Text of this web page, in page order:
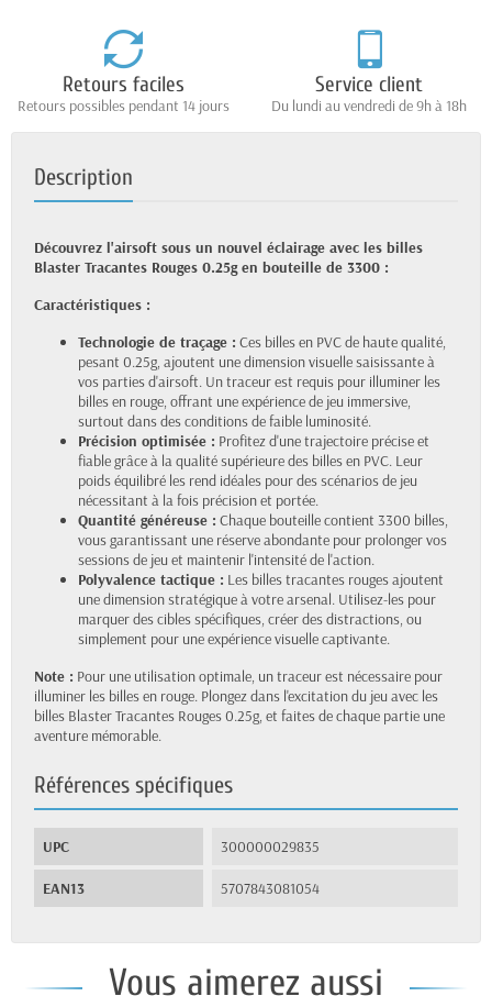
Retours faciles
Retours possibles pendant 14 jours
Service client
Du lundi au vendredi de 9h à 18h
Description
Découvrez l'airsoft sous un nouvel éclairage avec les billes
Blaster Tracantes Rouges 0.25g en bouteille de 3300 :
Caractéristiques :
Technologie de traçage : Ces billes en PVC de haute qualité,
pesant 0.25g, ajoutent une dimension visuelle saisissante à
vos parties d'airsoft. Un traceur est requis pour illuminer les
billes en rouge, offrant une expérience de jeu immersive,
surtout dans des conditions de faible luminosité.
Précision optimisée : Profitez d'une trajectoire précise et
fiable grâce à la qualité supérieure des billes en PVC. Leur
poids équilibré les rend idéales pour des scénarios de jeu
nécessitant à la fois précision et portée.
Quantité généreuse : Chaque bouteille contient 3300 billes,
vous garantissant une réserve abondante pour prolonger vos
sessions de jeu et maintenir l'intensité de l'action.
Polyvalence tactique : Les billes tracantes rouges ajoutent
une dimension stratégique à votre arsenal. Utilisez-les pour
marquer des cibles spécifiques, créer des distractions, ou
simplement pour une expérience visuelle captivante.
Note : Pour une utilisation optimale, un traceur est nécessaire pour
illuminer les billes en rouge. Plongez dans l'excitation du jeu avec les
billes Blaster Tracantes Rouges 0.25g, et faites de chaque partie une
aventure mémorable.
Références spécifiques
UPC 300000029835
EAN13 5707843081054
Vous aimerez aussi